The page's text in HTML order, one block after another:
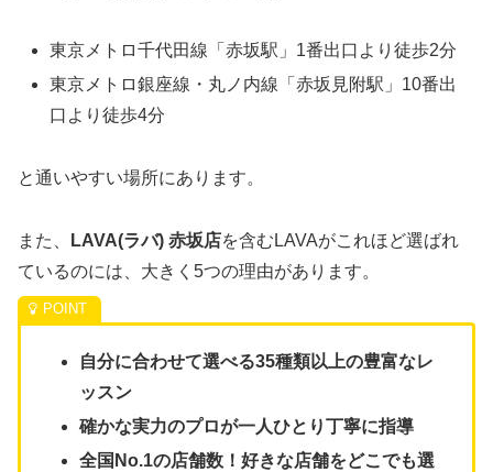
東京メトロ千代田線「赤坂駅」1番出口より徒歩2分
東京メトロ銀座線・丸ノ内線「赤坂見附駅」10番出
口より徒歩4分
と通いやすい場所にあります。
また、 LAVA(ラバ) 赤坂店を含むLAVAがこれほど選ばれ
ているのには、大きく5つの理由があります。
自分に合わせて選べる35種類以上の豊富なレ
ッスン
確かな実力のプロが一人ひとり丁寧に指導
全国No.1の店舗数！好きな店舗をどこでも選